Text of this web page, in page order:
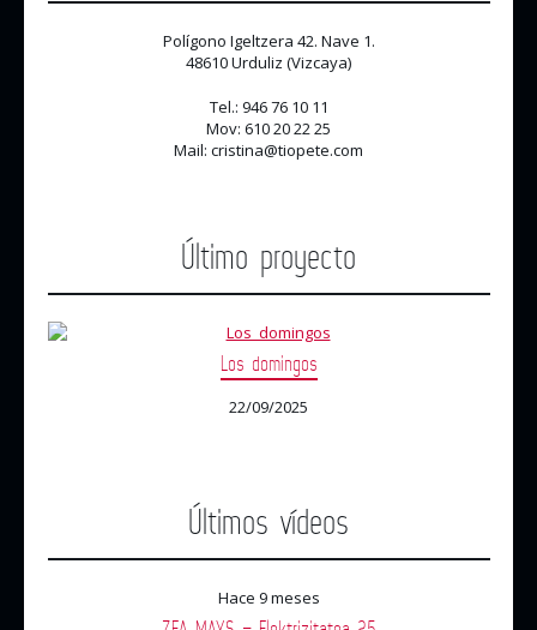
Polígono Igeltzera 42. Nave 1.
48610 Urduliz (Vizcaya)
Tel.: 946 76 10 11
Mov: 610 20 22 25
Mail: cristina@tiopete.com
Último proyecto
Los domingos
22/09/2025
Últimos vídeos
Hace 9 meses